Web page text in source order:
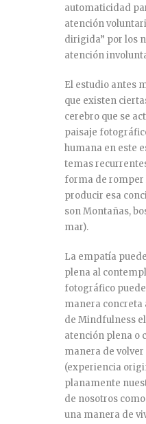
automaticidad
atención
dirigida” por los
atención
El estudio antes
que existen
cerebro que se
paisaje
humana en este
temas
forma de
producir esa
son Montañas,
mar).
La empatía
plena al
fotográfico
manera concreta
de Mindfulness
atención plena o
manera de
(experiencia
planamente
de nosotros
una manera de